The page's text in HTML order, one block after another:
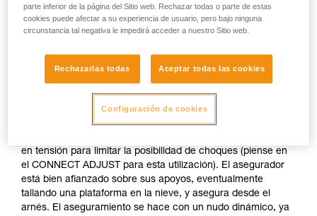
Si no hay disponible ningún anclaje natural (saliente,
árbol...), realice un cuerpo muerto con su piolet. Una vez
para que el primero se conecte fácilmente.
en tensión para limitar la posibilidad de choques (piense en
el CONNECT ADJUST para esta utilización). El asegurador
está bien afianzado sobre sus apoyos, eventualmente
tallando una plataforma en la nieve, y asegura desde el
arnés. El aseguramiento se hace con un nudo dinámico, ya
parte inferior de la página del Sitio web. Rechazar todas o parte de estas
cookies puede afectar a su experiencia de usuario, pero bajo ninguna
circunstancia tal negativa le impedirá acceder a nuestro Sitio web.
Rechazarlas todas Aceptar todas las cookies
Configuración de cookies